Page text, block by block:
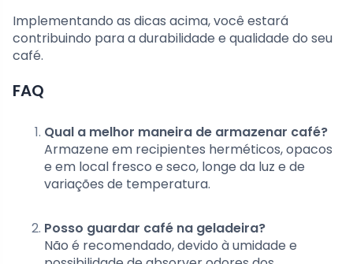
Implementando as dicas acima, você estará
contribuindo para a durabilidade e qualidade do seu
café.
FAQ
Qual a melhor maneira de armazenar café?
Armazene em recipientes herméticos, opacos
e em local fresco e seco, longe da luz e de
variações de temperatura.
Posso guardar café na geladeira?
Não é recomendado, devido à umidade e